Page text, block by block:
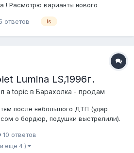
! Расмотрю варианты нового
ответов ls
Lumina LS,1996г.
a topic в Барахолка - продам
после небольшого ДТП (удар
о бордюр, подушки выстрелили).
Отправлю в регионы ТК.
10 ответов
ещё 4 )